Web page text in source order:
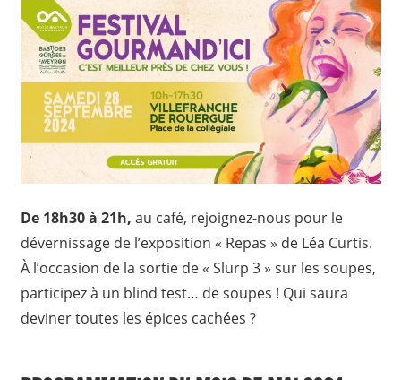
De 18h30 à 21h, au café, rejoignez-nous pour le
dévernissage de l’exposition « Repas » de Léa Curtis.
À l’occasion de la sortie de « Slurp 3 » sur les soupes,
participez à un blind test… de soupes ! Qui saura
deviner toutes les épices cachées ?